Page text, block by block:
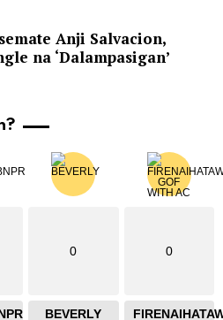
Anji Salvacion,
na ‘Dalampasigan’
0
BEVERLY
0